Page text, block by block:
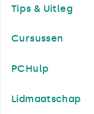
Tips & Uitleg
Cursussen
PCHulp
Lidmaatschap